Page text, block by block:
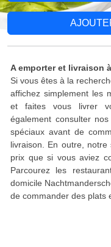
A emporter et livraison
Si vous êtes à la
affichez simplement les
et faites vous livrer
également consulter
spéciaux avant de
livraison. En outre,
prix que si vous aviez
Parcourez les
domicile
de commander des plats